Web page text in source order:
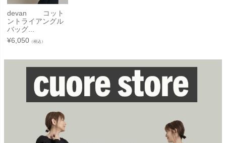
devan コット
ントライアングル
バッグ...
¥6,050 （税込）